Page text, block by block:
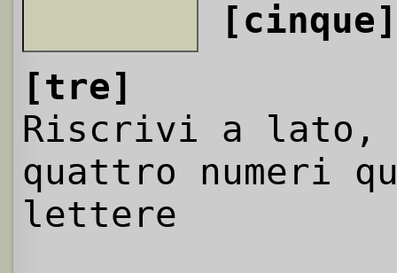
[cinque]
[tre]
Riscrivi a
quattro numeri
lettere